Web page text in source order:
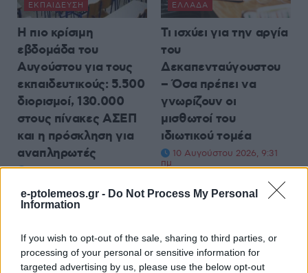
e-ptolemeos.gr - Do Not Process My Personal
Information
If you wish to opt-out of the sale, sharing to third parties, or
processing of your personal or sensitive information for
targeted advertising by us, please use the below opt-out
ΕΚΠΑΊΔΕΥΣΗ
Η πιο κρίσιμη
εβδομάδα του
Αυγούστου για τους
εκπαιδευτικούς: 5.500
διορισμοί, 130.000
στους πίνακες ΑΣΕΠ
και η πρόσκληση για
αναπληρωτές
10 Αυγούστου 2026, 10:11
ΕΛΛΆΔΑ
Τι ισχύει για την αργία
του
Δεκαπενταύγουστου
– Όσα πρέπει να
γνωρίζουν οι
μισθωτοί του
ιδιωτικού τομέα
10 Αυγούστου 2026, 9:31
πμ